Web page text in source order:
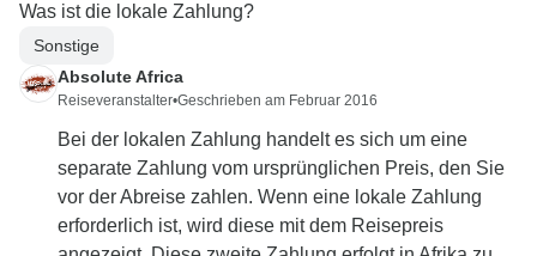
Was ist die lokale Zahlung?
Sonstige
Absolute Africa
Reiseveranstalter•Geschrieben am Februar 2016
Bei der lokalen Zahlung handelt es sich um eine
separate Zahlung vom ursprünglichen Preis, den Sie
vor der Abreise zahlen. Wenn eine lokale Zahlung
erforderlich ist, wird diese mit dem Reisepreis